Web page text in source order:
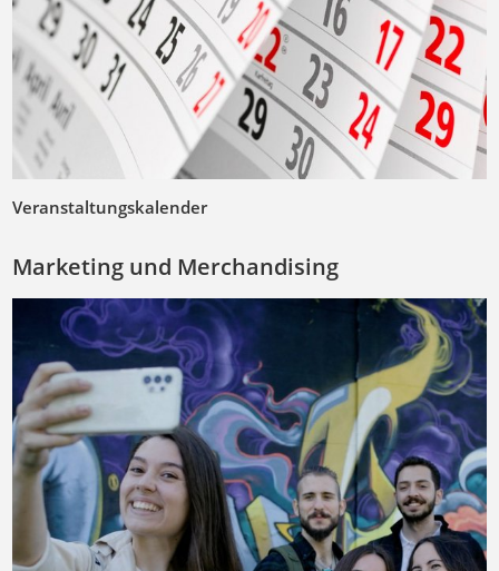
Veranstaltungskalender
Marketing und Merchandising